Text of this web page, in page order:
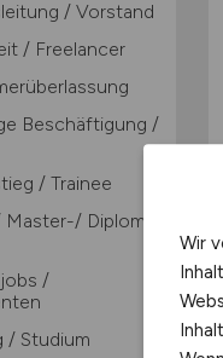
/ Vorstand
/ Freelancer
Beschäftigung /
/ Trainee
Diplom-
/
/ Studium
Wir